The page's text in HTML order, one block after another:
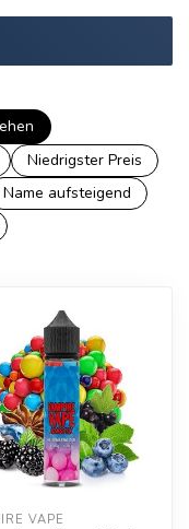
Niedrigster Preis
Name aufsteigend
VAPE